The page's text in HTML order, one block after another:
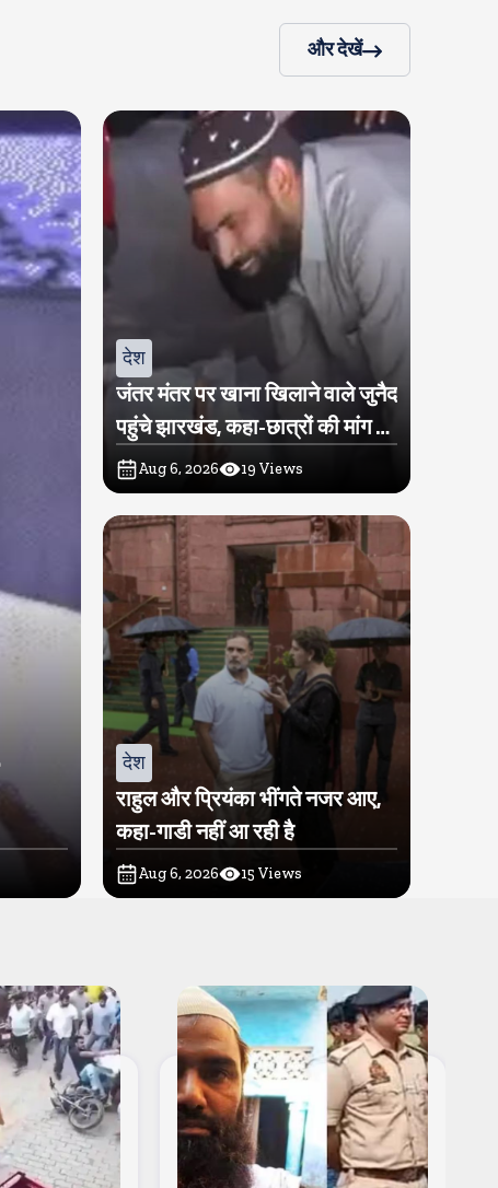
और देखें
देश
जंतर मंतर पर खाना खिलाने वाले जुनैद
पहुंचे झारखंड, कहा-छात्रों की मांग का
समर्थन करते है
Aug 6, 2026 19 Views
देश
राहुल और प्रियंका भींगते नजर आए,
कहा-गाडी नहीं आ रही है
Aug 6, 2026 15 Views